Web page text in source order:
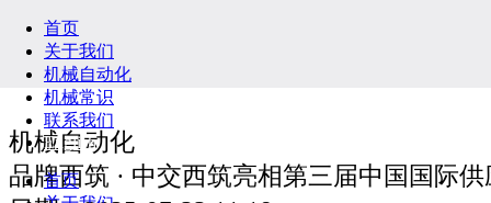
首页
关于我们
机械自动化
机械常识
联系我们
English
首页
机械自动化
品牌西筑 · 中交西筑亮相第三届中国国际供